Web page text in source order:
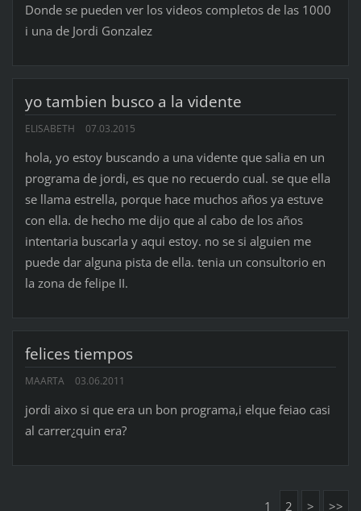
Donde se pueden ver los videos completos de las 1000
i una de Jordi Gonzalez
yo tambien busco a la vidente
ELISABETH 07.03.2015
hola, yo estoy buscando a una vidente que salia en un
programa de jordi, es que no recuerdo cual. se que ella
se llama estrella, porque hace muchos años ya estuve
con ella. de hecho me dijo que al cabo de los años
intentaria buscarla y aqui estoy. no se si alguien me
puede dar alguna pista de ella. tenia un consultorio en
la zona de felipe II.
felices tiempos
MAARTA 03.06.2011
jordi aixo si que era un bon programa,i elque feiao casi
al carrer¿quin era?
1 2 > >>